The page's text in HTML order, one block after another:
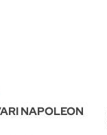
NAPOLEON